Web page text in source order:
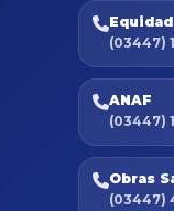
(03447)
ANAF
(03447)
Obras
(03447)